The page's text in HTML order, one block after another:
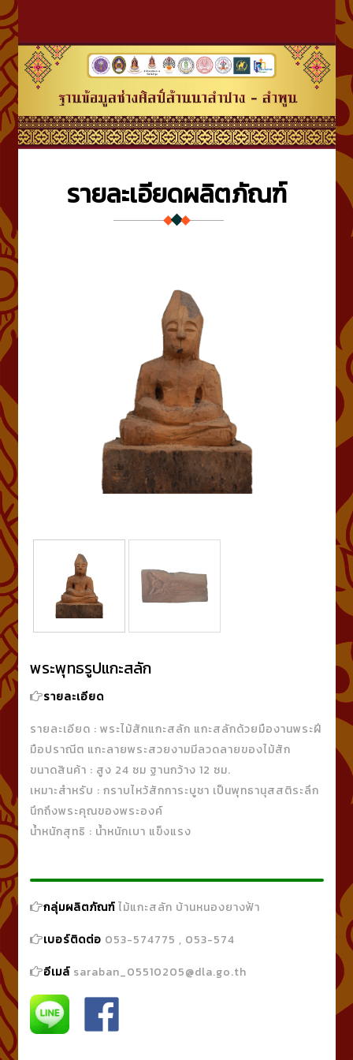
รายละเอียดผลิตภัณฑ์
พระพุทธรูปแกะสลัก
รายละเอียด
รายละเอียด : พระไม้สักแกะสลัก แกะสลักด้วยมืองานพระฝี
มือปราณีต แกะลายพระสวยงามมีลวดลายของไม้สัก
ขนาดสินค้า : สูง 24 ซม ฐานกว้าง 12 ซม.
เหมาะสำหรับ : กราบไหว้สักการะบูชา เป็นพุทธานุสสติระลึก
นึกถึงพระคุณของพระองค์
น้ำหนักสุทธิ : น้ำหนักเบา แข็งแรง
กลุ่มผลิตภัณฑ์ไม้แกะสลัก บ้านหนองยางฟ้า
เบอร์ติดต่อ 053-574775 , 053-574
อีเมล์saraban_05510205@dla.go.th